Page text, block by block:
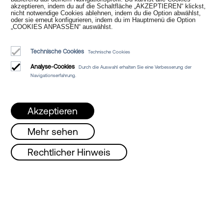
Notariat
Luis Alberto Álvarez Moreno
Notare von Barcelona und Online-Notare für ganz Spanien
Dienstleistungen
Blog
Mittwoch und Freitag von 08 bis
akzeptieren, indem du auf die Schaltfläche „AKZEPTIEREN“ klickst,
nicht notwendige Cookies ablehnen, indem du die Option abwählst,
oder sie erneut konfigurieren, indem du im Hauptmenü die Option
„COOKIES ANPASSEN“ auswählst.
Technische Cookies Technische Cookies
Analyse-Cookies
Durch die Auswahl erhalten Sie eine Verbesserung der
Navigationserfahrung.
Akzeptieren
Mehr sehen
Rechtlicher Hinweis